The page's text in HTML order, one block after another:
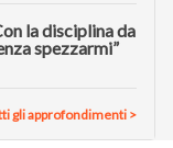
la disciplina da
spezzarmi”
gli approfondimenti >